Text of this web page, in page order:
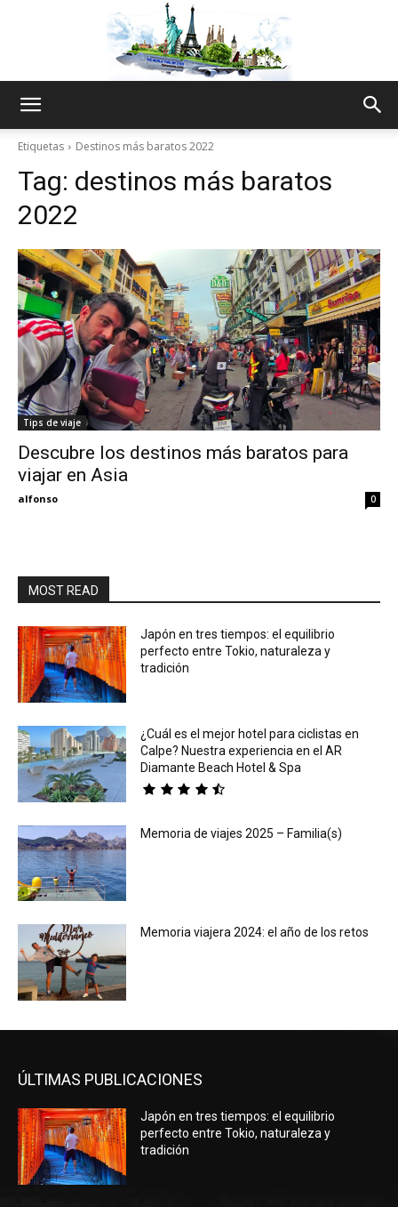
Thru
My
Etiquetas Destinos más baratos 2022
Tag: destinos más baratos
2022
Tips de viaje
Descubre los destinos más baratos para
viajar en Asia
alfonso 0
MOST READ
Japón en tres tiempos: el equilibrio
perfecto entre Tokio, naturaleza y
tradición
¿Cuál es el mejor hotel para ciclistas en
Calpe? Nuestra experiencia en el AR
Diamante Beach Hotel & Spa
Memoria de viajes 2025 – Familia(s)
Memoria viajera 2024: el año de los retos
ÚLTIMAS PUBLICACIONES
Japón en tres tiempos: el equilibrio
perfecto entre Tokio, naturaleza y
tradición